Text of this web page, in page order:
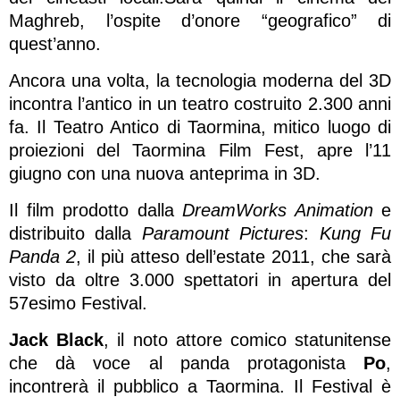
Maghreb, l’ospite d’onore “geografico” di
quest’anno.
Ancora una volta, la tecnologia moderna del 3D
incontra l’antico in un teatro costruito 2.300 anni
fa. Il Teatro Antico di Taormina, mitico luogo di
proiezioni del Taormina Film Fest, apre l’11
giugno con una nuova anteprima in 3D.
Il film prodotto dalla DreamWorks Animatione
distribuito dalla Paramount Pictures: Kung Fu
Panda 2, il più atteso dell’estate 2011, che sarà
visto da oltre 3.000 spettatori in apertura del
57esimo Festival.
Jack Black, il noto attore comico statunitense
che dà voce al panda protagonista Po,
incontrerà il pubblico a Taormina. Il Festival è